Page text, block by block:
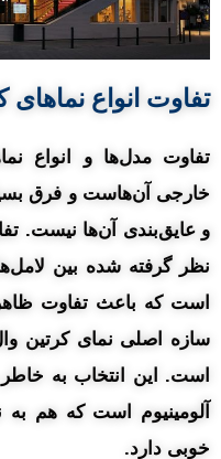
تفاوت انواع نماهای
تفاوت مدل‌ها و انواع
خارجی آن‌هاست و فرق
و عایق‌بندی آن‌ها نیست.
نظر گرفته شده بین
است که باعث تفاوت
سازه اصلی نمای کرتین وال
است. این انتخاب به
آلومینیوم است که هم
خوبی دارد.